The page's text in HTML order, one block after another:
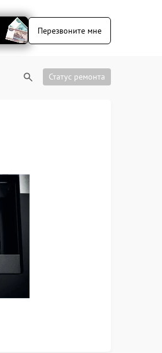
Перезвоните мне
Статус ремонта